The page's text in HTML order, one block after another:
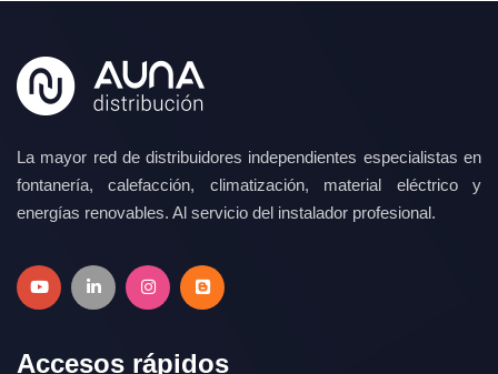
La mayor red de distribuidores independientes especialistas en
fontanería, calefacción, climatización, material eléctrico y
energías renovables. Al servicio del instalador profesional.
Accesos rápidos